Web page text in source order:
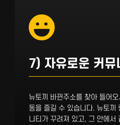
7) 자유로운 커뮤
뉴토끼 바뀐주소를 찾아 들어
동을 즐길 수 있습니다. 뉴토끼
니티가 꾸려져 있고, 그 안에서